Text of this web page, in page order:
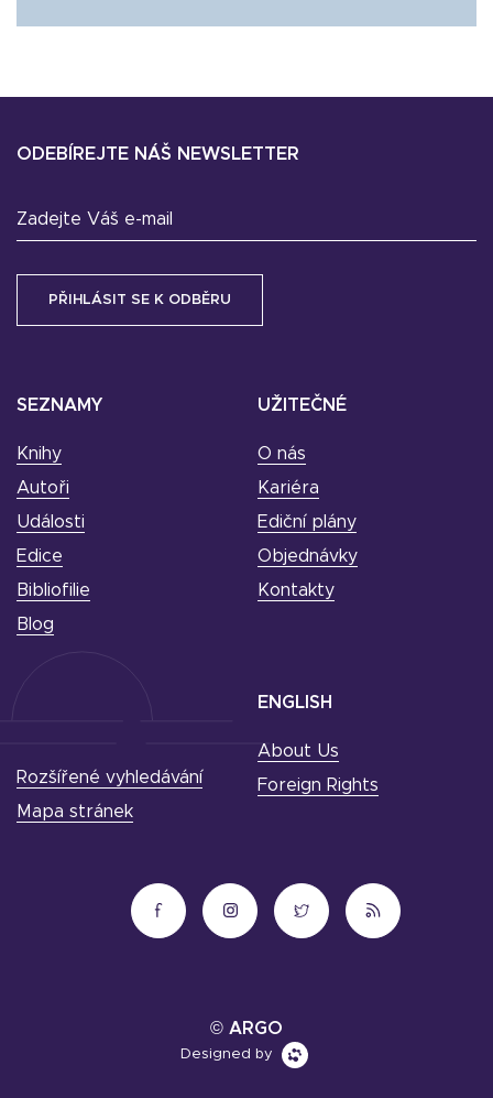
SEZNAMY
Knihy
Autoři
Události
Edice
Bibliofilie
Blog
UŽITEČNÉ
O nás
Kariéra
Ediční plány
Objednávky
Kontakty
ODEBÍREJTE NÁŠ NEWSLETTER
Zadejte Váš e-mail
ENGLISH
About Us
Foreign Rights
Rozšířené vyhledávání
Mapa stránek
© ARGO
Designed by